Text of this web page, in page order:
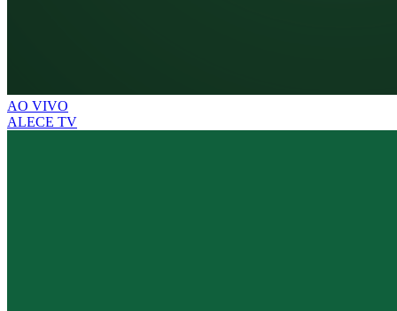
AO VIVO
ALECE TV